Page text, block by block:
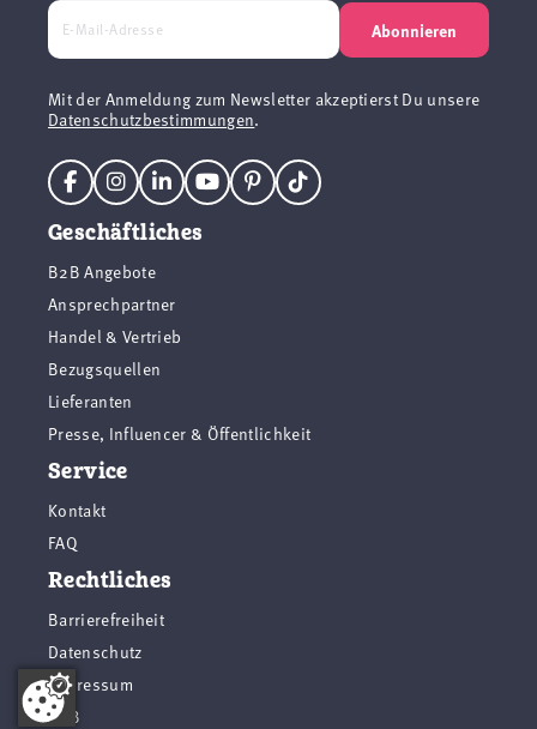
Abonnieren
Mit der Anmeldung zum Newsletter akzeptierst Du unsere
Datenschutzbestimmungen.
Geschäftliches
B2B Angebote
Ansprechpartner
Handel & Vertrieb
Bezugsquellen
Lieferanten
Presse, Influencer & Öffentlichkeit
Service
Kontakt
FAQ
Rechtliches
Barrierefreiheit
Datenschutz
Impressum
AGB